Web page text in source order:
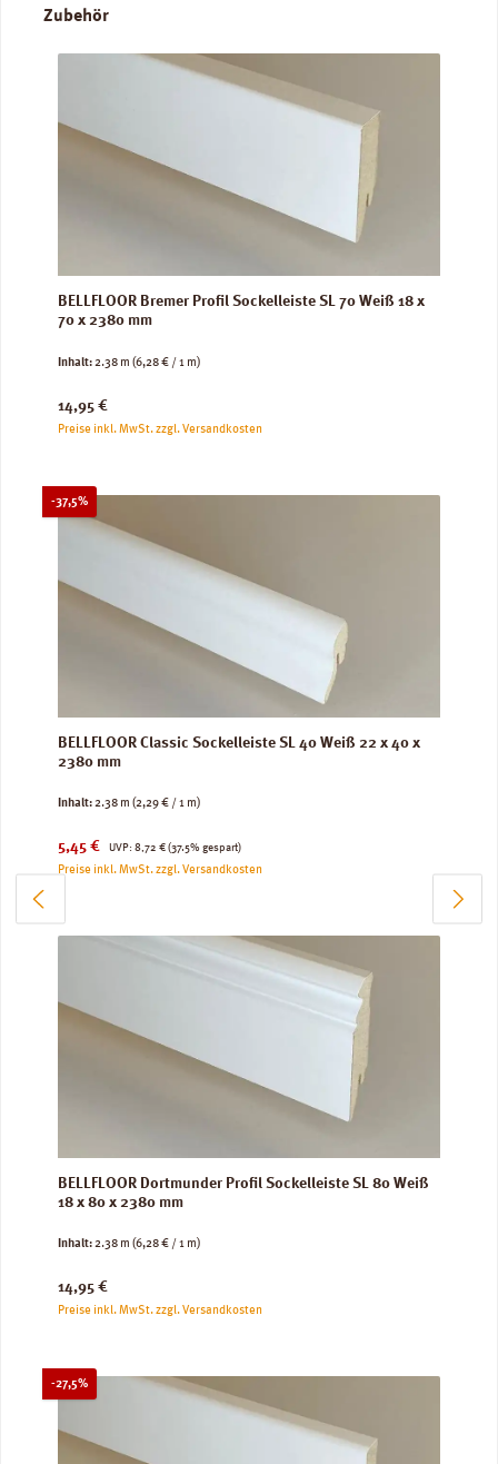
Produktgalerie überspringen
Zubehör
BELLFLOOR Bremer Profil Sockelleiste SL 70 Weiß 18 x
70 x 2380 mm
Inhalt:2.38 m (6,28 € / 1 m)
Regulärer Preis:
14,95 €
Preise inkl. MwSt. zzgl. Versandkosten
-37,5%Rabatt
BELLFLOOR Classic Sockelleiste SL 40 Weiß 22 x 40 x
2380 mm
Inhalt:2.38 m (2,29 € / 1 m)
Verkaufspreis:
5,45 € UVP:
Regulärer Preis:
8,72 € (37.5% gespart)
Preise inkl. MwSt. zzgl. Versandkosten
BELLFLOOR Dortmunder Profil Sockelleiste SL 80 Weiß
18 x 80 x 2380 mm
Inhalt:2.38 m (6,28 € / 1 m)
Regulärer Preis:
14,95 €
Preise inkl. MwSt. zzgl. Versandkosten
-27,5%Rabatt